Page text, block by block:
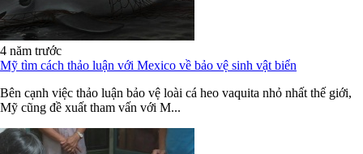
4 năm trước
Mỹ tìm cách thảo luận với Mexico về bảo vệ sinh vật biển
Bên cạnh việc thảo luận bảo vệ loài cá heo vaquita nhỏ nhất thế giới,
Mỹ cũng đề xuất tham vấn với M...